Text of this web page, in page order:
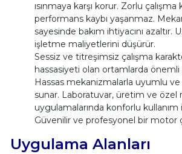
ısınmaya karşı korur. Zorlu çalışma
performans kaybı yaşanmaz.
sayesinde bakım ihtiyacını azaltır.
işletme maliyetlerini düşürür.
Sessiz ve titreşimsiz çalışma
hassasiyeti olan ortamlarda önemli
Hassas mekanizmalarla uyumlu ve
sunar. Laboratuvar, üretim ve özel
uygulamalarında konforlu kullanım
Güvenilir ve profesyonel bir motor
Uygulama Alanları